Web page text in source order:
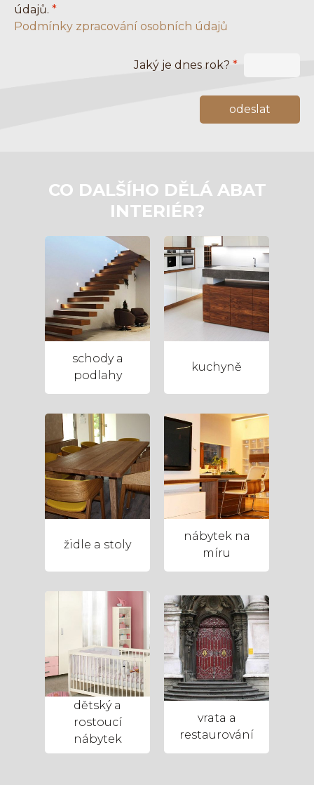
údajů. *
Podmínky zpracování osobních údajů
Jaký je dnes rok? *
CO DALŠÍHO DĚLÁ ABAT
INTERIÉR?
schody a
podlahy
kuchyně
židle a stoly
nábytek na
míru
dětský a
rostoucí
nábytek
vrata a
restaurování